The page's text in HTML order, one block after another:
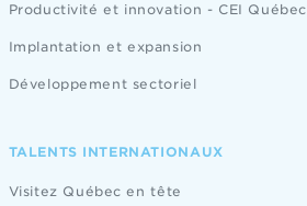
Productivité et innovation - CEI Québec
Implantation et expansion
Développement sectoriel
TALENTS INTERNATIONAUX
Visitez Québec en tête